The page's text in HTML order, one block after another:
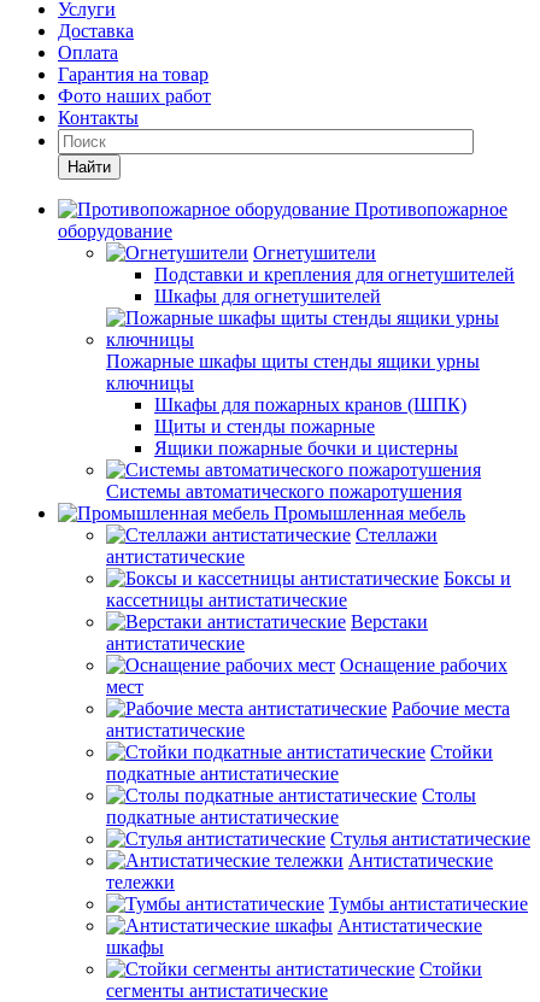
Услуги
Доставка
Оплата
Гарантия на товар
Фото наших работ
Контакты
Найти
Противопожарное
оборудование
Огнетушители
Подставки и крепления для огнетушителей
Шкафы для огнетушителей
Пожарные шкафы щиты стенды ящики урны
ключницы
Шкафы для пожарных кранов (ШПК)
Щиты и стенды пожарные
Ящики пожарные бочки и цистерны
Системы автоматического пожаротушения
Промышленная мебель
Стеллажи
антистатические
Боксы и
кассетницы антистатические
Верстаки
антистатические
Оснащение рабочих
мест
Рабочие места
антистатические
Стойки
подкатные антистатические
Столы
подкатные антистатические
Стулья антистатические
Антистатические
тележки
Тумбы антистатические
Антистатические
шкафы
Стойки
сегменты антистатические